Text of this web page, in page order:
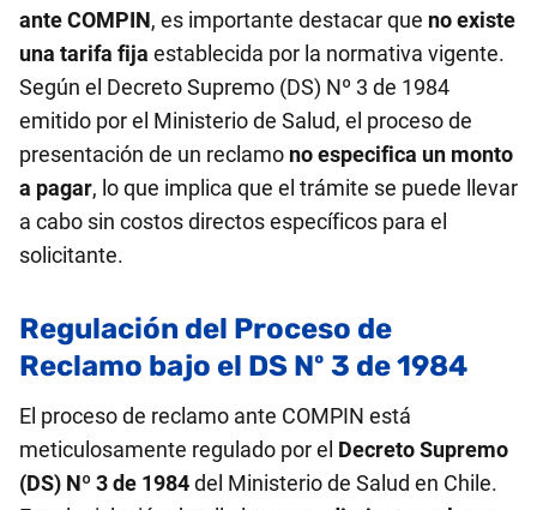
ante COMPIN, es importante destacar que no existe
una tarifa fija establecida por la normativa vigente.
Según el Decreto Supremo (DS) Nº 3 de 1984
emitido por el Ministerio de Salud, el proceso de
presentación de un reclamo no especifica un monto
a pagar, lo que implica que el trámite se puede llevar
a cabo sin costos directos específicos para el
solicitante.
Regulación del Proceso de
Reclamo bajo el DS Nº 3 de 1984
El proceso de reclamo ante COMPIN está
meticulosamente regulado por el Decreto Supremo
(DS) Nº 3 de 1984del Ministerio de Salud en Chile.